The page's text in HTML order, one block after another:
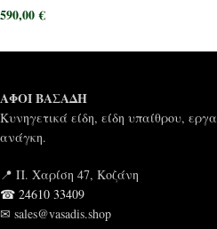
590,00€
ΑΦΟΙ ΒΑΣΑΔΗ
Κυνηγετικά είδη, είδη υπαίθρου,
ανάγκη.
📍 Π. Χαρίση 47, Κοζάνη
☎ 24610 33409
✉ sales@vasadis.shop